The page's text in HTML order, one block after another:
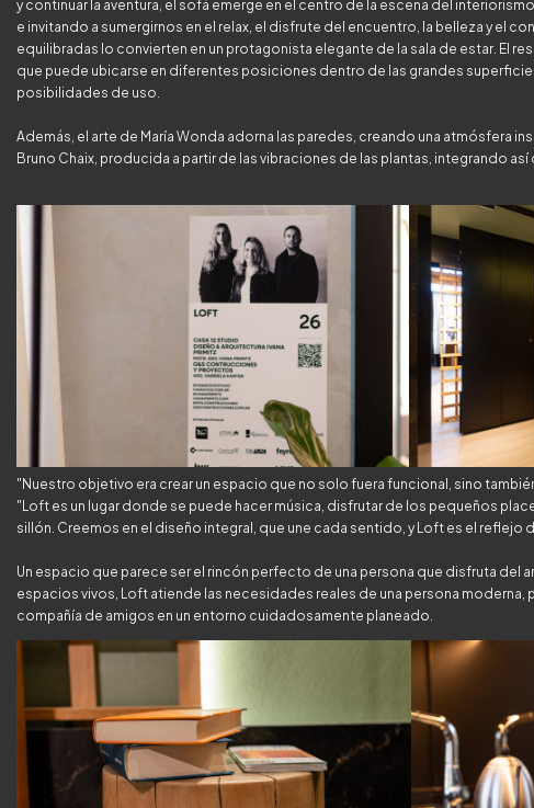
y continuar la aventura, el sofá emerge en el centro de la escena del
e invitando a sumergirnos en el relax, el disfrute del encuentro, la belleza y el
equilibradas lo convierten en un protagonista elegante de la sala de estar. El
que puede ubicarse en diferentes posiciones dentro de las grandes
posibilidades de uso.
Además, el arte de María Wonda adorna las paredes, creando una atmósfera
Bruno Chaix, producida a partir de las vibraciones de las plantas, integrando
"Nuestro objetivo era crear un espacio que no solo fuera funcional, sino
"Loft es un lugar donde se puede hacer música, disfrutar de los pequeños
sillón. Creemos en el diseño integral, que une cada sentido, y Loft es el reflejo
Un espacio que parece ser el rincón perfecto de una persona que disfruta
espacios vivos, Loft atiende las necesidades reales de una persona
compañía de amigos en un entorno cuidadosamente planeado.